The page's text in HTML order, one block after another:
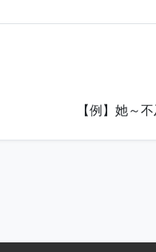
【例】她～